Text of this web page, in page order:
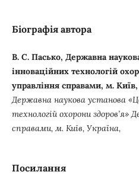
Біографія автора
В. С. Пасько, Державна
інноваційних технологій
управління справами, м. Київ,
Державна наукова установа
технологій охорони здоров’я»
справами, м. Київ, Україна,
Посилання